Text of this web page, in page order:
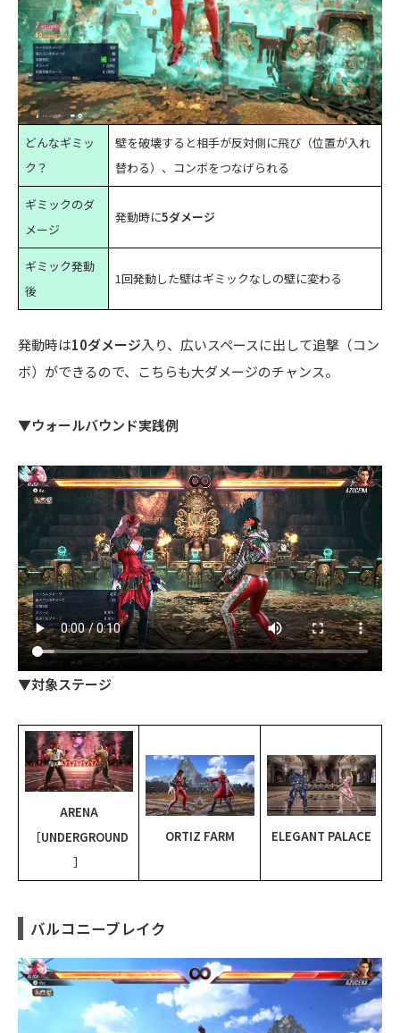
どんなギミッ
ク？
壁を破壊すると相手が反対側に飛び（位置が入れ
替わる）、コンボをつなげられる
ギミックのダ
メージ
発動時に5ダメージ
ギミック発動
後
1回発動した壁はギミックなしの壁に変わる
発動時は10ダメージ入り、広いスペースに出して追撃（コン
ボ）ができるので、こちらも大ダメージのチャンス。
▼ウォールバウンド実践例
▼対象ステージ
ARENA
［UNDERGROUND
］
ORTIZ FARM ELEGANT PALACE
バルコニーブレイク